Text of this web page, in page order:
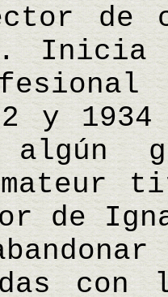
de
y
de
con